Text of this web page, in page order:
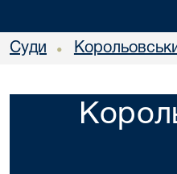
Суди •